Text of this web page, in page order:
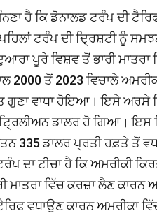
ਹੈ ਕਿ ਡੋਨਾਲਡ ਟਰੰਪ ਦੀ
ਟਰੰਪ ਦੀ ਦ੍ਰਿਸ਼ਟੀ ਨੂੰ
ਪੂਰੇ ਵਿਸ਼ਵ ਤੋਂ ਭਾਰੀ ਮਾਤਰਾ
2000 ਤੋਂ 2023 ਵਿਚਾਲੇ
ਵਾਧਾ ਹੋਇਆ। ਇਸੇ ਅਰਸੇ
ਡਾਲਰ ਹੋ ਗਿਆ।
335 ਡਾਲਰ ਪ੍ਰਤੀ ਹਫ਼ਤੇ ਤੋਂ
ਦਾ ਟੀਚਾ ਹੈ ਕਿ ਅਮਰੀਕੀ
ਮਾਤਰਾ ਵਿੱਚ ਕਰਜ਼ਾ ਲੈਣ
ਵਧਾਉਣ ਕਾਰਨ ਅਮਰੀਕਾ